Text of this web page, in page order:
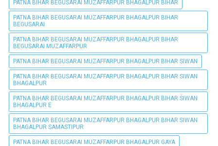
PATNA BIHAR BEGUSARAI MUZAFFARPUR BHAGALPUR BIHAR
PATNA BIHAR BEGUSARAI MUZAFFARPUR BHAGALPUR BIHAR
BEGUSARAI
PATNA BIHAR BEGUSARAI MUZAFFARPUR BHAGALPUR BIHAR
BEGUSARAI MUZAFFARPUR
PATNA BIHAR BEGUSARAI MUZAFFARPUR BHAGALPUR BIHAR SIWAN
PATNA BIHAR BEGUSARAI MUZAFFARPUR BHAGALPUR BIHAR SIWAN
BHAGALPUR
PATNA BIHAR BEGUSARAI MUZAFFARPUR BHAGALPUR BIHAR SIWAN
BHAGALPUR E
PATNA BIHAR BEGUSARAI MUZAFFARPUR BHAGALPUR BIHAR SIWAN
BHAGALPUR SAMASTIPUR
PATNA BIHAR BEGUSARAI MUZAFFARPUR BHAGALPUR GAYA